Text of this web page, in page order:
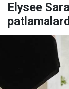
Elysee